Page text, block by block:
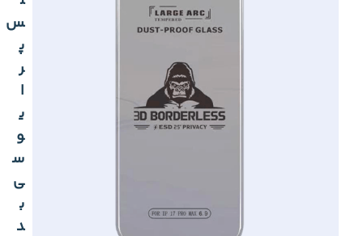
س
پ
ر
ا
ی
و
س
ی
ب
د